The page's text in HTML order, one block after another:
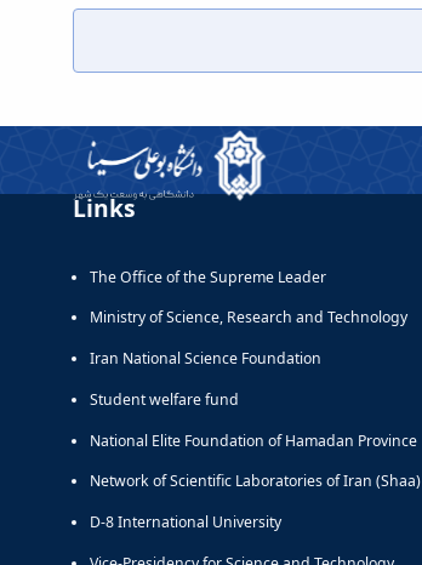
Links
The Office of the Supreme Leader
Ministry of Science, Research and Technology
Iran National Science Foundation
Student welfare fund
National Elite Foundation of Hamadan Province
Network of Scientific Laboratories of Iran (Shaa)
D-8 International University